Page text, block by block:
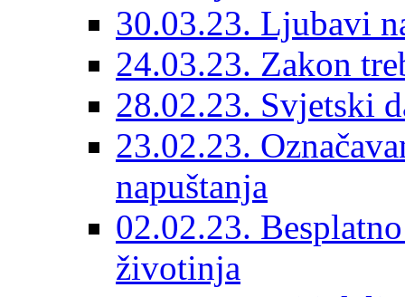
30.03.23. Ljubavi
24.03.23. Zakon
28.02.23. Svjetski
23.02.23.
napuštanja
02.02.23.
životinja